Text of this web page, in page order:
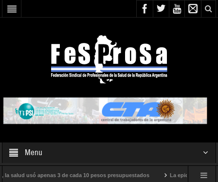
Menu
usó apenas 3 de cada 10 pesos presupuestados La epidemia de